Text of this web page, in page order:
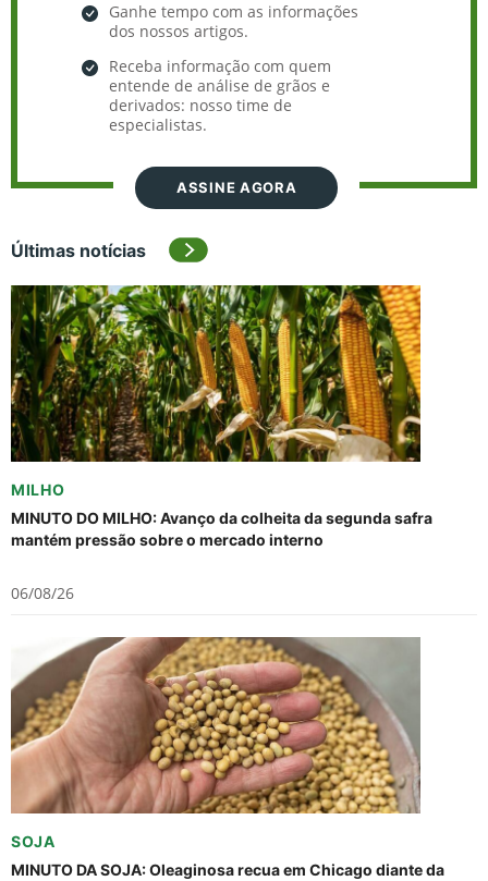
Ganhe tempo com as informações
dos nossos artigos.
Receba informação com quem
entende de análise de grãos e
derivados: nosso time de
especialistas.
ASSINE AGORA
Últimas notícias
MILHO
MINUTO DO MILHO: Avanço da colheita da segunda safra
mantém pressão sobre o mercado interno
06/08/26
SOJA
MINUTO DA SOJA: Oleaginosa recua em Chicago diante da